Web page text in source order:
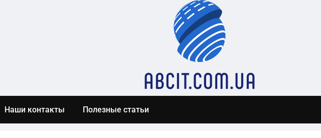
Наши контакты Полезные статьи